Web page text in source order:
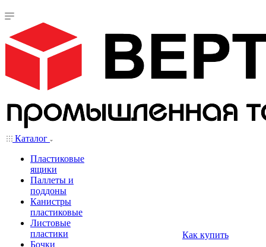
Каталог
Пластиковые
ящики
Паллеты и
поддоны
Канистры
пластиковые
Листовые
пластики
Бочки
Как купить